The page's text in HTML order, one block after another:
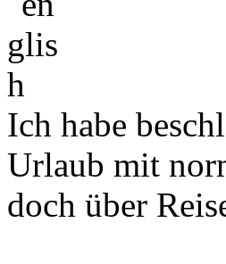
Ich habe
Urlaub mit
doch über